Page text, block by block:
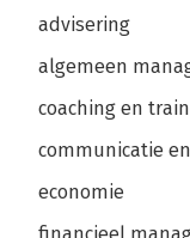
advisering
algemeen
coaching en
communicatie
economie